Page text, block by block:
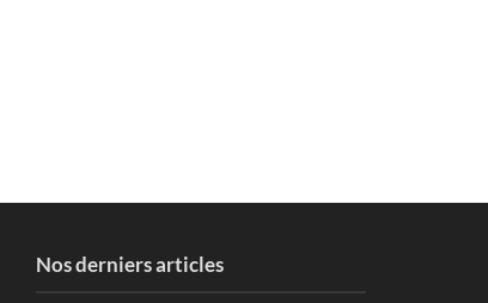
Nos derniers articles